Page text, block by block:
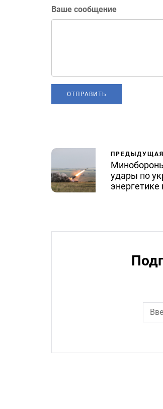
Ваше сообщение
ПРЕДЫДУЩАЯ
удары по